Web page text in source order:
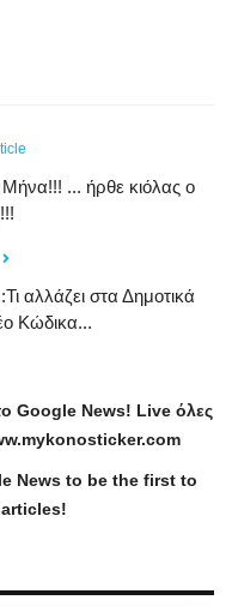
... ήρθε κιόλας ο
αλλάζει στα Δημοτικά
Κώδικα...
Google News! Liveόλες
.mykonosticker.com
News to be the first to